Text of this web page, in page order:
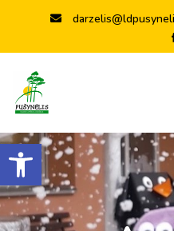
Open toolbar